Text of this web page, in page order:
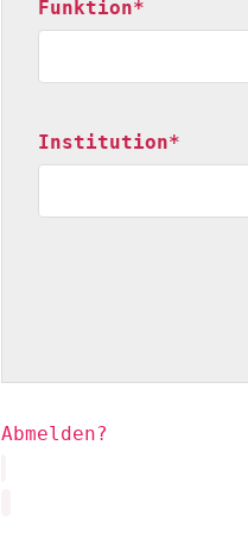
Funktion*
Institution*
Abmelden?